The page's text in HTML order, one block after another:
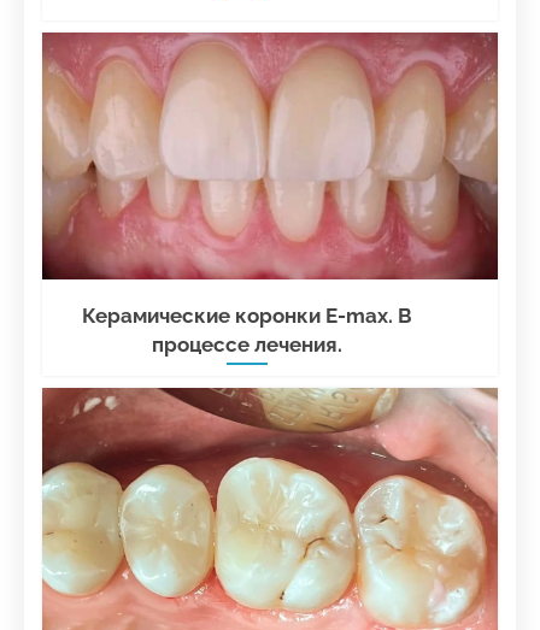
Керамические коронки E-max. В
процессе лечения.